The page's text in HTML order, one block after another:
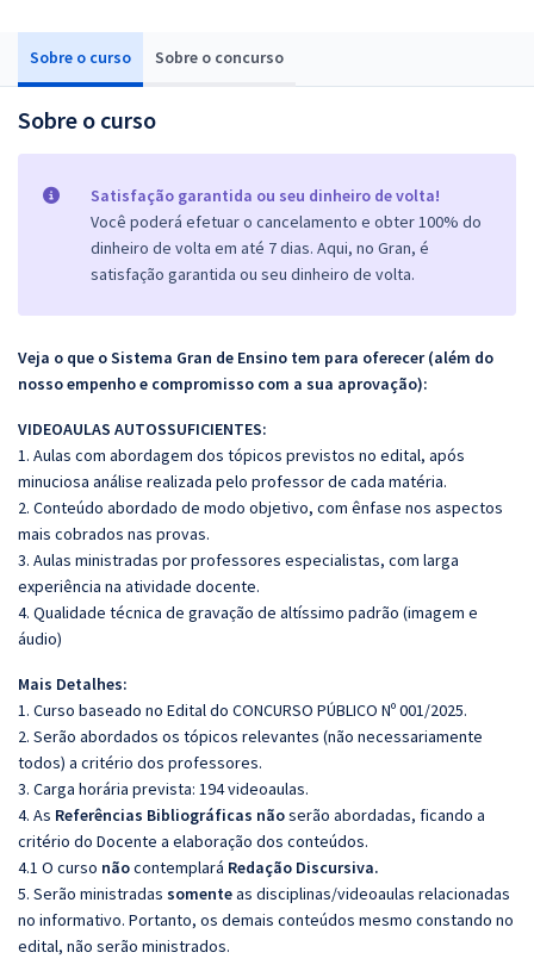
Sobre o curso Sobre o concurso
Sobre o curso
Satisfação garantida ou seu dinheiro de volta!
Você poderá efetuar o cancelamento e obter 100% do
dinheiro de volta em até 7 dias. Aqui, no Gran, é
satisfação garantida ou seu dinheiro de volta.
Veja o que o Sistema Gran de Ensino tem para oferecer (além do
nosso empenho e compromisso com a sua aprovação):
VIDEOAULAS AUTOSSUFICIENTES:
1. Aulas com abordagem dos tópicos previstos no edital, após
minuciosa análise realizada pelo professor de cada matéria.
2. Conteúdo abordado de modo objetivo, com ênfase nos aspectos
mais cobrados nas provas.
3. Aulas ministradas por professores especialistas, com larga
experiência na atividade docente.
4. Qualidade técnica de gravação de altíssimo padrão (imagem e
áudio)
Mais Detalhes:
1. Curso baseado no Edital do CONCURSO PÚBLICO Nº 001/2025.
2. Serão abordados os tópicos relevantes (não necessariamente
todos) a critério dos professores.
3. Carga horária prevista: 194 videoaulas.
4. As Referências Bibliográficas nãoserão abordadas, ficando a
critério do Docente a elaboração dos conteúdos.
4.1 O curso nãocontemplará Redação Discursiva.
5. Serão ministradas somenteas disciplinas/videoaulas relacionadas
no informativo. Portanto, os demais conteúdos mesmo constando no
edital, não serão ministrados.